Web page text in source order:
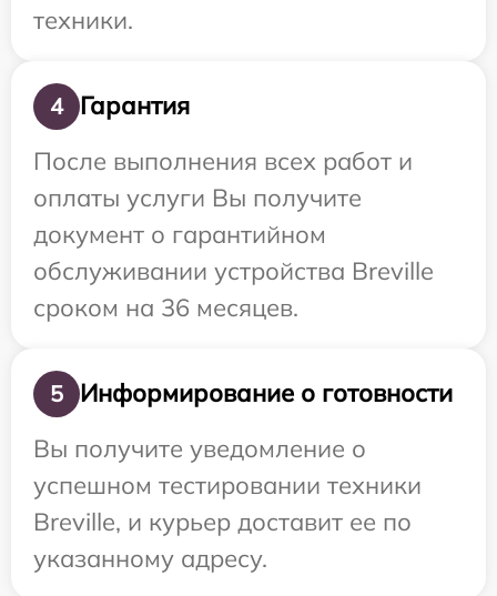
техники.
4
Гарантия
После выполнения всех работ и
оплаты услуги Вы получите
документ о гарантийном
обслуживании устройства Breville
сроком на 36 месяцев.
5
Информирование о готовности
Вы получите уведомление о
успешном тестировании техники
Breville, и курьер доставит ее по
указанному адресу.